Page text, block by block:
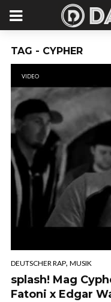
TAG - CYPHER
VIDEO
DEUTSCHER RAP, MUSIK
splash! Mag
Fatoni x Edgar